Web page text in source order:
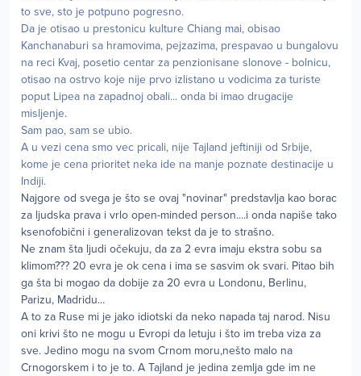
to sve, sto je potpuno pogresno.
Da je otisao u prestonicu kulture Chiang mai, obisao
Kanchanaburi sa hramovima, pejzazima, prespavao u bungalovu
na reci Kvaj, posetio centar za penzionisane slonove - bolnicu,
otisao na ostrvo koje nije prvo izlistano u vodicima za turiste
poput Lipea na zapadnoj obali... onda bi imao drugacije
misljenje.
Sam pao, sam se ubio.
A u vezi cena smo vec pricali, nije Tajland jeftiniji od Srbije,
kome je cena prioritet neka ide na manje poznate destinacije u
Indiji.
Najgore od svega je što se ovaj "novinar" predstavlja kao borac
za ljudska prava i vrlo open-minded person....i onda napiše tako
ksenofobični i generalizovan tekst da je to strašno.
Ne znam šta ljudi očekuju, da za 2 evra imaju ekstra sobu sa
klimom??? 20 evra je ok cena i ima se sasvim ok svari. Pitao bih
ga šta bi mogao da dobije za 20 evra u Londonu, Berlinu,
Parizu, Madridu...
A to za Ruse mi je jako idiotski da neko napada taj narod. Nisu
oni krivi što ne mogu u Evropi da letuju i što im treba viza za
sve. Jedino mogu na svom Crnom moru,nešto malo na
Crnogorskem i to je to. A Tajland je jedina zemlja gde im ne